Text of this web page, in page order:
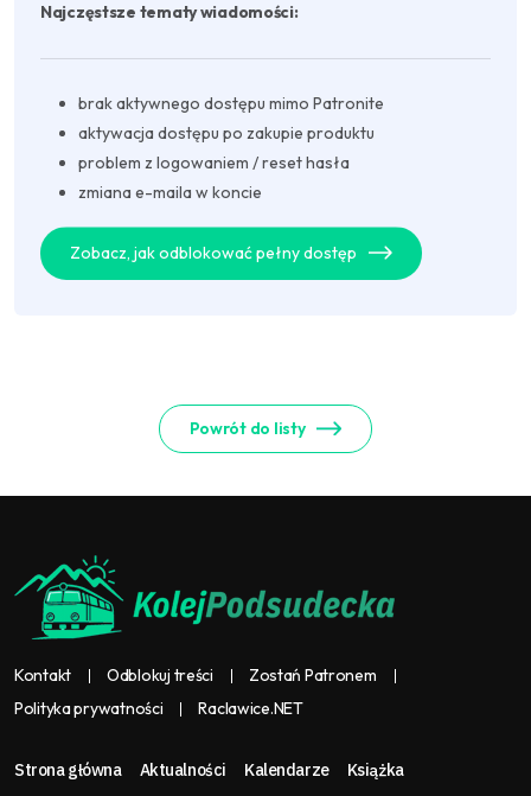
Najczęstsze tematy wiadomości:
brak aktywnego dostępu mimo Patronite
aktywacja dostępu po zakupie produktu
problem z logowaniem / reset hasła
zmiana e-maila w koncie
Zobacz, jak odblokować pełny dostęp
Powrót do listy
Kontakt Odblokuj treści
Zostań Patronem
Polityka prywatności
Raclawice.NET
Strona główna Aktualności Kalendarze Książka